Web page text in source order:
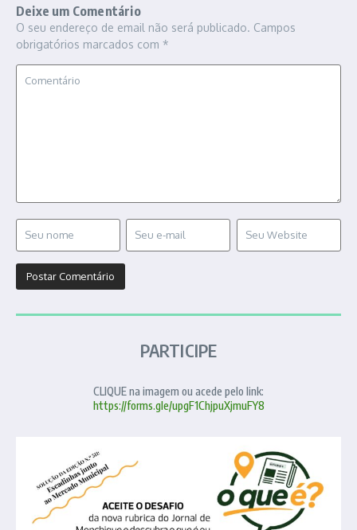
Deixe um Comentário
O seu endereço de email não será publicado. Campos
obrigatórios marcados com *
PARTICIPE
CLIQUE na imagem ou acede pelo link:
https://forms.gle/upgF1ChjpuXjmuFY8